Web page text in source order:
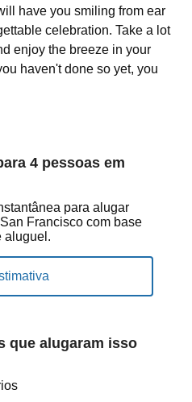
have you smiling from ear
celebration. Take a lot
enjoy the breeze in your
haven't done so yet, you
4 pessoas em
para alugar
Francisco com base
aluguel.
que alugaram isso